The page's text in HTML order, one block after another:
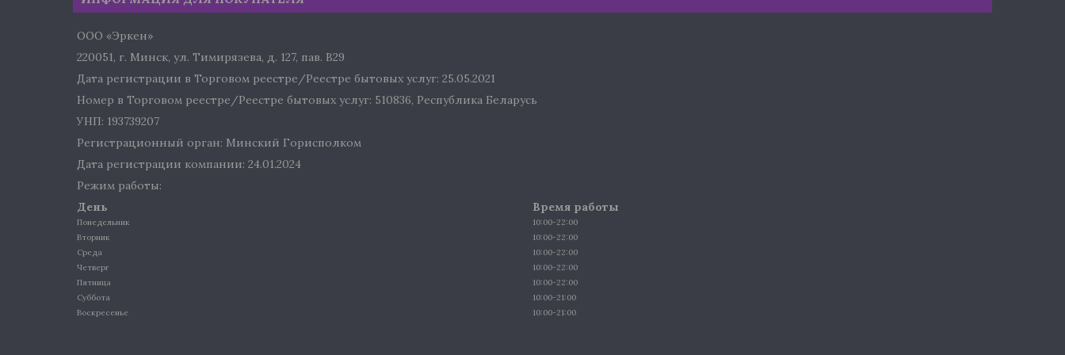
ООО «Эркен»
220051, г. Минск, ул. Тимирязева, д. 127, пав. В29
Дата регистрации в Торговом реестре/Реестре бытовых услуг: 25.05.2021
Номер в Торговом реестре/Реестре бытовых услуг: 510836, Республика Беларусь
УНП: 193739207
Регистрационный орган: Минский Горисполком
Дата регистрации компании: 24.01.2024
Режим работы:
День
Время работы
Понедельник
10:00-22:00
Вторник
10:00-22:00
Среда
10:00-22:00
Четверг
10:00-22:00
Пятница
10:00-22:00
Суббота
10:00-21:00
Воскресенье
10:00-21:00